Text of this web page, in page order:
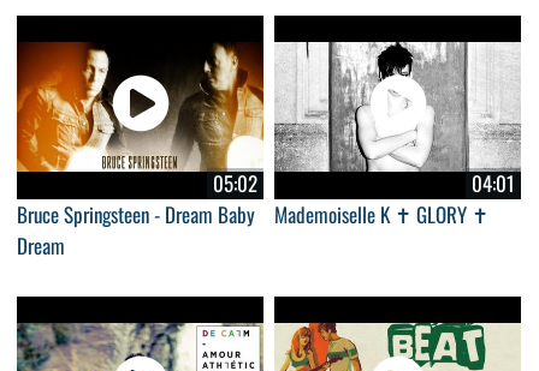
05:02
Bruce Springsteen - Dream Baby
Dream
04:01
Mademoiselle K ✝ GLORY ✝